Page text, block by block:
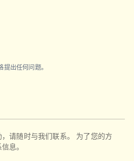
出任何问题。
请随时与我们联系。 为了您的方
息。